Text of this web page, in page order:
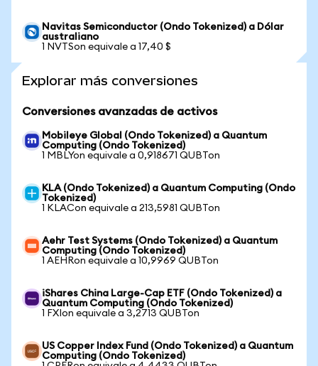
Navitas Semiconductor (Ondo Tokenized) a Dólar
australiano
1 NVTSon equivale a 17,40 $
Explorar más conversiones
Conversiones avanzadas de activos
Mobileye Global (Ondo Tokenized) a Quantum
Computing (Ondo Tokenized)
1 MBLYon equivale a 0,918671 QUBTon
KLA (Ondo Tokenized) a Quantum Computing (Ondo
Tokenized)
1 KLACon equivale a 213,5981 QUBTon
Aehr Test Systems (Ondo Tokenized) a Quantum
Computing (Ondo Tokenized)
1 AEHRon equivale a 10,9969 QUBTon
iShares China Large-Cap ETF (Ondo Tokenized) a
Quantum Computing (Ondo Tokenized)
1 FXIon equivale a 3,2713 QUBTon
US Copper Index Fund (Ondo Tokenized) a Quantum
Computing (Ondo Tokenized)